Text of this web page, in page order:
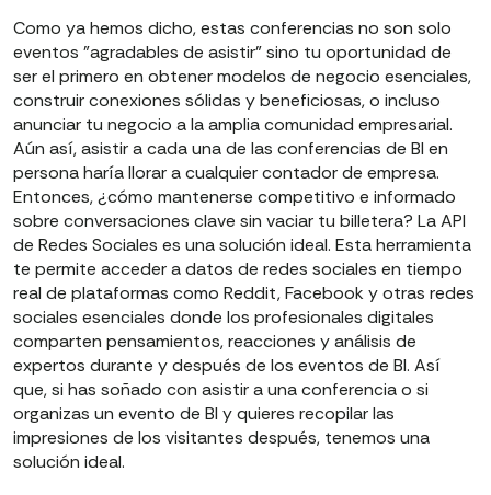
Como ya hemos dicho, estas conferencias no son solo
eventos "agradables de asistir" sino tu oportunidad de
ser el primero en obtener modelos de negocio esenciales,
construir conexiones sólidas y beneficiosas, o incluso
anunciar tu negocio a la amplia comunidad empresarial.
Aún así, asistir a cada una de las conferencias de BI en
persona haría llorar a cualquier contador de empresa.
Entonces, ¿cómo mantenerse competitivo e informado
sobre conversaciones clave sin vaciar tu billetera? La API
de Redes Sociales es una solución ideal. Esta herramienta
te permite acceder a datos de redes sociales en tiempo
real de plataformas como Reddit, Facebook y otras redes
sociales esenciales donde los profesionales digitales
comparten pensamientos, reacciones y análisis de
expertos durante y después de los eventos de BI. Así
que, si has soñado con asistir a una conferencia o si
organizas un evento de BI y quieres recopilar las
impresiones de los visitantes después, tenemos una
solución ideal.